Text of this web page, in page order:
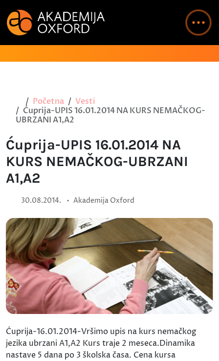
Početna
Vesti
Ćuprija-UPIS 16.01.2014 NA KURS NEMAČKOG-
UBRZANI A1,A2
Ćuprija-UPIS 16.01.2014 NA
KURS NEMAČKOG-UBRZANI
A1,A2
30.08.2014. • Akademija Oxford
Ćuprija-16.01.2014-Vršimo upis na kurs nemačkog
jezika ubrzani A1,A2 Kurs traje 2 meseca.Dinamika
nastave 5 dana po 3 školska časa. Cena kursa